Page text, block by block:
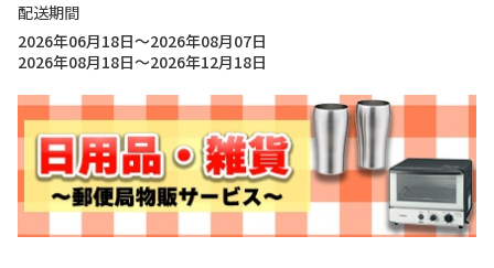
配送期間
2026年06月18日～2026年08月07日
2026年08月18日～2026年12月18日